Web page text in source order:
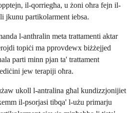
il-qorriegħa, u żoni oħra fejn il-
jkunu partikolarment iebsa.
l-anthralin meta trattamenti aktar
topiċi ma pprovdewx biżżejjed
parti minn pjan ta' trattament
jew terapiji oħra.
ukoll l-antralina għal kundizzjonijiet
il-psorjasi tibqa' l-użu primarju